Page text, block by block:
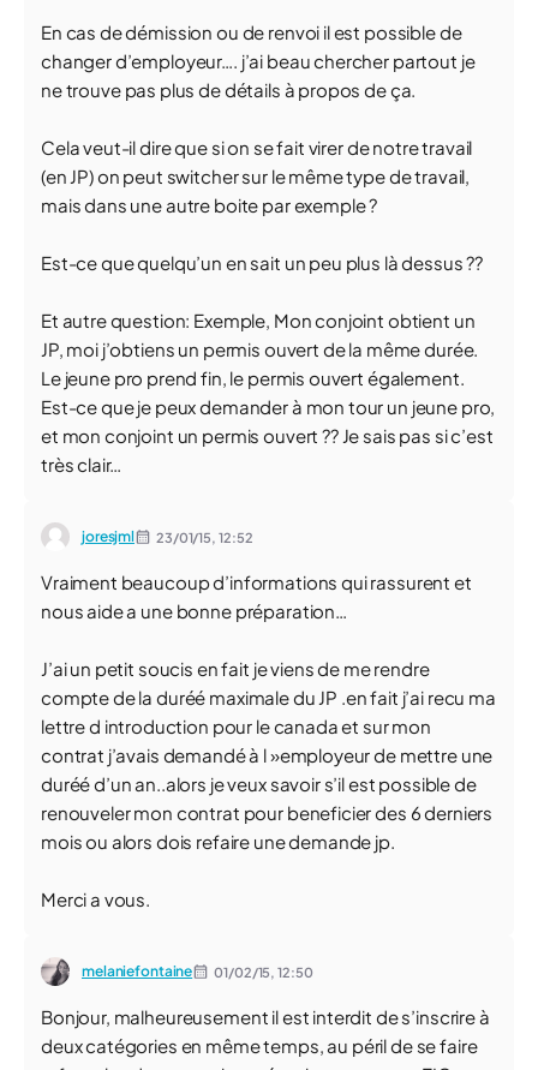
En cas de démission ou de renvoi il est possible de
changer d’employeur…. j’ai beau chercher partout je
ne trouve pas plus de détails à propos de ça.
Cela veut-il dire que si on se fait virer de notre travail
(en JP) on peut switcher sur le même type de travail,
mais dans une autre boite par exemple ?
Est-ce que quelqu’un en sait un peu plus là dessus ??
Et autre question: Exemple, Mon conjoint obtient un
JP, moi j’obtiens un permis ouvert de la même durée.
Le jeune pro prend fin, le permis ouvert également.
Est-ce que je peux demander à mon tour un jeune pro,
et mon conjoint un permis ouvert ?? Je sais pas si c’est
très clair…
joresjml 23/01/15, 12:52
Vraiment beaucoup d’informations qui rassurent et
nous aide a une bonne préparation…
J’ai un petit soucis en fait je viens de me rendre
compte de la duréé maximale du JP .en fait j’ai recu ma
lettre d introduction pour le canada et sur mon
contrat j’avais demandé à l »employeur de mettre une
duréé d’un an..alors je veux savoir s’il est possible de
renouveler mon contrat pour beneficier des 6 derniers
mois ou alors dois refaire une demande jp.
Merci a vous.
melaniefontaine 01/02/15,12:50
Bonjour, malheureusement il est interdit de s’inscrire à
deux catégories en même temps, au péril de se faire